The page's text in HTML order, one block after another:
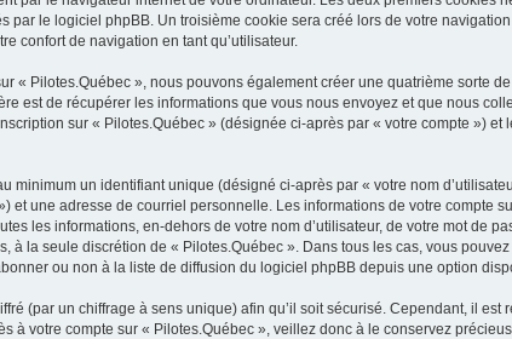
par le logiciel phpBB. Un troisième cookie sera créé lors de votre
confort de navigation en tant qu’utilisateur.
« Pilotes.Québec », nous pouvons également créer une quatrième sorte
est de récupérer les informations que vous nous envoyez et que nous
sur « Pilotes.Québec » (désignée ci-après par « votre compte »)
minimum un identifiant unique (désigné ci-après par « votre nom
et une adresse de courriel personnelle. Les informations de votre
les informations, en-dehors de votre nom d’utilisateur, de votre mot de
à la seule discrétion de « Pilotes.Québec ». Dans tous les cas, vous
ou non à la liste de diffusion du logiciel phpBB depuis une option
(par un chiffrage à sens unique) afin qu’il soit sécurisé. Cependant, il
à votre compte sur « Pilotes.Québec », veillez donc à le conservez